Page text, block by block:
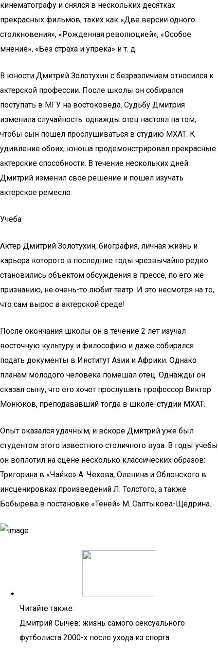
кинематографу и снялся в нескольких десятках
прекрасных фильмов, таких как «Две версии одного
столкновения», «Рожденная революцией», «Особое
мнение», «Без страха и упрека» и т. д.
В юности Дмитрий Золотухин с безразличием относился к
актерской профессии. После школы он собирался
поступать в МГУ на востоковеда. Судьбу Дмитрия
изменила случайность: однажды отец настоял на том,
чтобы сын пошел прослушиваться в студию МХАТ. К
удивление обоих, юноша продемонстрировал прекрасные
актерские способности. В течение нескольких дней
Дмитрий изменил свое решение и пошел изучать
актерское ремесло.
Учеба
Актер Дмитрий Золотухин, биография, личная жизнь и
карьера которого в последние годы чрезвычайно редко
становились объектом обсуждения в прессе, по его же
признанию, не очень-то любит театр. И это несмотря на то,
что сам вырос в актерской среде!
После окончания школы он в течение 2 лет изучал
восточную культуру и философию и даже собирался
подать документы в Институт Азии и Африки. Однако
планам молодого человека помешал отец. Однажды он
сказал сыну, что его хочет прослушать профессор Виктор
Монюков, преподававший тогда в школе-студии МХАТ.
Опыт оказался удачным, и вскоре Дмитрий уже был
студентом этого известного столичного вуза. В годы учебы
он воплотил на сцене несколько классических образов:
Тригорина в «Чайке» А. Чехова, Оленина и Облонского в
инсценировках произведений Л. Толстого, а также
Бобырева в постановке «Теней» М. Салтыкова-Щедрина.
Читайте также:
Дмитрий Сычев: жизнь самого сексуального
футболиста 2000-х после ухода из спорта